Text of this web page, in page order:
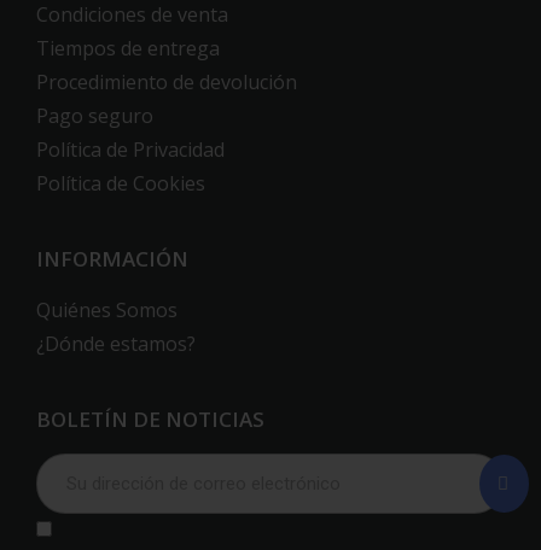
Condiciones de venta
Tiempos de entrega
Procedimiento de devolución
Pago seguro
Política de Privacidad
Política de Cookies
INFORMACIÓN
Quiénes Somos
¿Dónde estamos?
BOLETÍN DE NOTICIAS